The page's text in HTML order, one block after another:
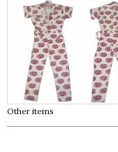
Other items